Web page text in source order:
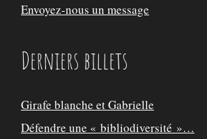
Envoyez-nous un message
Derniers billets
Girafe blanche et Gabrielle
Défendre une « bibliodiversité »…